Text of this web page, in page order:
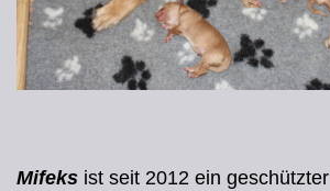
Mifeks ist seit 2012 ein geschützter